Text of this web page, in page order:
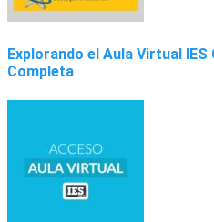
Explorando el Aula Virtual
Completa